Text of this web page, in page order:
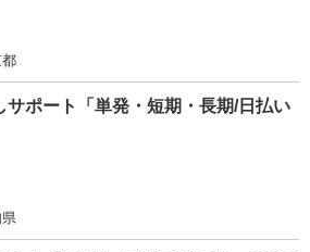
サポート「単発・短期・長期/日払い